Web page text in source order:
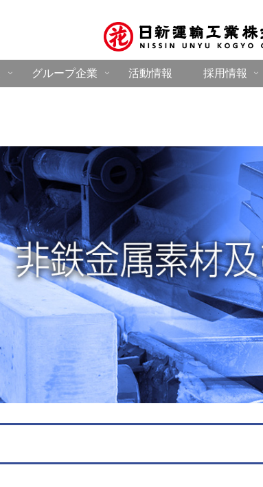
グループ企業 活動情報 採用情報